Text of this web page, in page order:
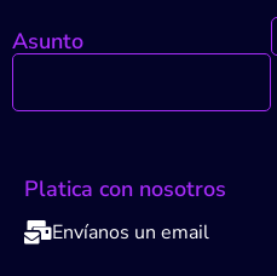
Asunto
Platica con nosotros
Envíanos un email